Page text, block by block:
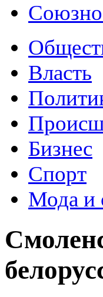
Власть
Бизнес
Спорт
Мода и